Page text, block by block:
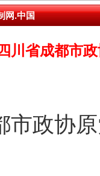
网.中国
四川省成都市
协原